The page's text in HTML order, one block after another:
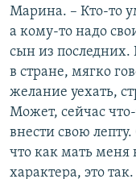
Марина. – Кто-то
а кому-то надо
сын из последних.
в стране, мягко
желание уехать,
Может, сейчас
внести свою
что как мать меня
характера, это